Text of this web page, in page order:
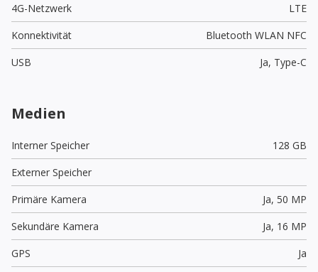
4G-Netzwerk
LTE
Konnektivität
Bluetooth WLAN NFC
USB
Ja, Type-C
Medien
Interner Speicher
128 GB
Externer Speicher
Primäre Kamera
Ja, 50 MP
Sekundäre Kamera
Ja, 16 MP
GPS
Ja